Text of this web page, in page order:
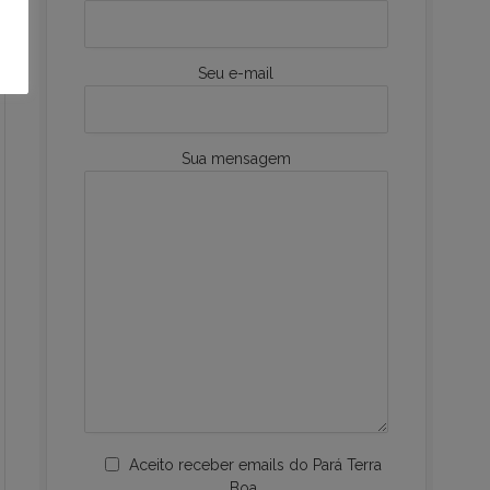
Seu e-mail
Sua mensagem
Aceito receber emails do Pará Terra